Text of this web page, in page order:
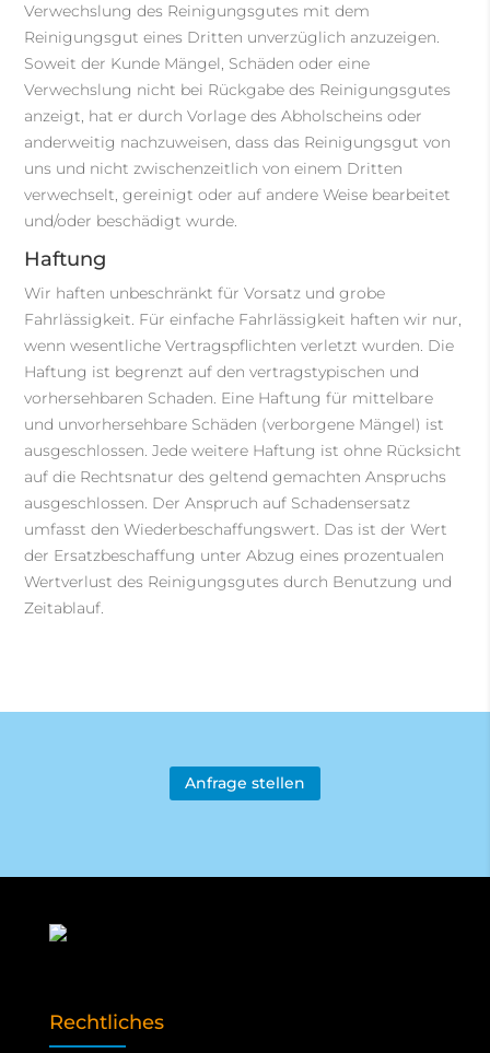
Verwechslung des Reinigungsgutes mit dem
Reinigungsgut eines Dritten unverzüglich anzuzeigen.
Soweit der Kunde Mängel, Schäden oder eine
Verwechslung nicht bei Rückgabe des Reinigungsgutes
anzeigt, hat er durch Vorlage des Abholscheins oder
anderweitig nachzuweisen, dass das Reinigungsgut von
uns und nicht zwischenzeitlich von einem Dritten
verwechselt, gereinigt oder auf andere Weise bearbeitet
und/oder beschädigt wurde.
Haftung
Wir haften unbeschränkt für Vorsatz und grobe
Fahrlässigkeit. Für einfache Fahrlässigkeit haften wir nur,
wenn wesentliche Vertragspflichten verletzt wurden. Die
Haftung ist begrenzt auf den vertragstypischen und
vorhersehbaren Schaden. Eine Haftung für mittelbare
und unvorhersehbare Schäden (verborgene Mängel) ist
ausgeschlossen. Jede weitere Haftung ist ohne Rücksicht
auf die Rechtsnatur des geltend gemachten Anspruchs
ausgeschlossen. Der Anspruch auf Schadensersatz
umfasst den Wiederbeschaffungswert. Das ist der Wert
der Ersatzbeschaffung unter Abzug eines prozentualen
Wertverlust des Reinigungsgutes durch Benutzung und
Zeitablauf.
Anfrage stellen
Rechtliches